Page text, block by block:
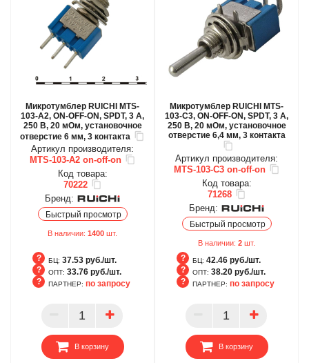
Микротумблер RUICHI MTS-
103-A2, ON-OFF-ON, SPDT, 3 А,
250 В, 20 мОм, установочное
отверстие 6 мм, 3 контакта
Артикул производителя:
MTS-103-A2 on-off-on
Код товара:
70222
Бренд:
Быстрый просмотр
В наличии: 1400 шт.
БЦ: 37.53 руб./шт.
ОПТ: 33.76 руб./шт.
ПАРТНЕР
ПАРТНЕР: по запросу
В корзину
Микротумблер RUICHI MTS-
103-C3, ON-OFF-ON, SPDT, 3 А,
250 В, 20 мОм, установочное
отверстие 6,4 мм, 3 контакта
Артикул производителя:
MTS-103-C3 on-off-on
Код товара:
71268
Бренд:
Быстрый просмотр
В наличии: 2 шт.
БЦ: 42.46 руб./шт.
ОПТ: 38.20 руб./шт.
ПАРТНЕР
ПАРТНЕР: по запросу
В корзину